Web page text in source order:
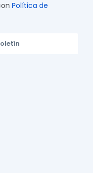
Política de